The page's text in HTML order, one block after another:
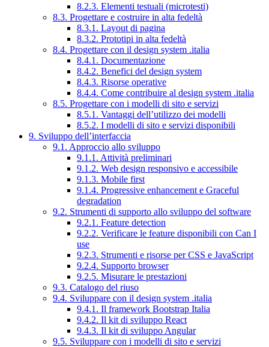
8.2.3. Elementi testuali (microtesti)
8.3. Progettare e costruire in alta fedeltà
8.3.1. Layout di pagina
8.3.2. Prototipi in alta fedeltà
8.4. Progettare con il design system .italia
8.4.1. Documentazione
8.4.2. Benefici del design system
8.4.3. Risorse operative
8.4.4. Come contribuire al design system .italia
8.5. Progettare con i modelli di sito e servizi
8.5.1. Vantaggi dell’utilizzo dei modelli
8.5.2. I modelli di sito e servizi disponibili
9. Sviluppo dell’interfaccia
9.1. Approccio allo sviluppo
9.1.1. Attività preliminari
9.1.2. Web design responsivo e accessibile
9.1.3. Mobile first
9.1.4. Progressive enhancement e Graceful
degradation
9.2. Strumenti di supporto allo sviluppo del software
9.2.1. Feature detection
9.2.2. Verificare le feature disponibili con Can I
use
9.2.3. Strumenti e risorse per CSS e JavaScript
9.2.4. Supporto browser
9.2.5. Misurare le prestazioni
9.3. Catalogo del riuso
9.4. Sviluppare con il design system .italia
9.4.1. Il framework Bootstrap Italia
9.4.2. Il kit di sviluppo React
9.4.3. Il kit di sviluppo Angular
9.5. Sviluppare con i modelli di sito e servizi